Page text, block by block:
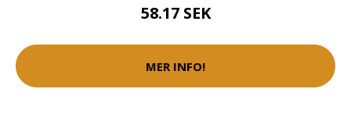
58.17 SEK
MER INFO!